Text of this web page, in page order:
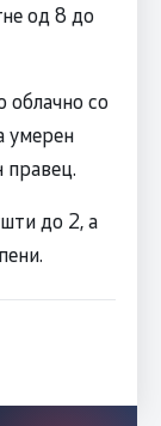
од 8 до
облачно со
умерен
правец.
до 2, а